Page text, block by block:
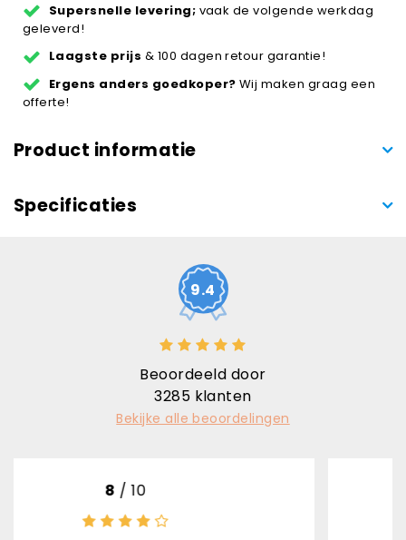
Supersnelle levering; vaak de volgende werkdag
geleverd!
Laagste prijs & 100 dagen retour garantie!
Ergens anders goedkoper? Wij maken graag een
offerte!
Product informatie
Specificaties
9.4
Beoordeeld door
3285 klanten
Bekijke alle beoordelingen